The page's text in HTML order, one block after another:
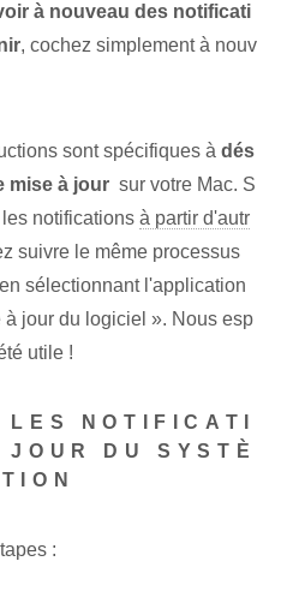
à nouveau des notificati
, cochez simplement à nouv
sont spécifiques à dés
mise à jour ‍ sur votre Mac. S
notifications à partir d'autr
suivre le même processus
sélectionnant l'application
jour du logiciel ». Nous esp
utile !
NOTIFICATI
DU SYSTÈ
: